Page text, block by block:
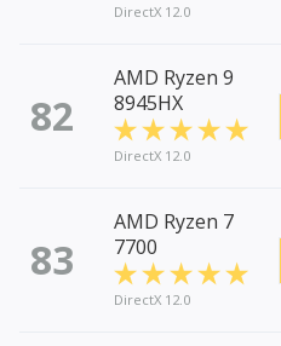
DirectX 12.0
82
AMD Ryzen 9
8945HX
DirectX 12.0
83
AMD Ryzen 7
7700
DirectX 12.0